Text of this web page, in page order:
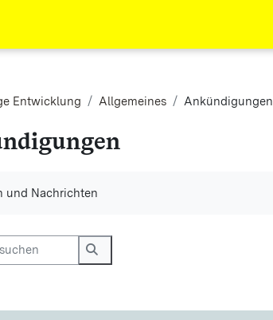
Entwicklung Allgemeines Ankündigungen
und Nachrichten
Foren durchsuchen